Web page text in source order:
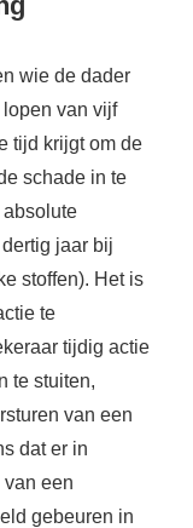
wie de dader
van vijf
tijd krijgt om de
schade in te
jaar bij
stoffen). Het is
te
tijdig actie
te stuiten,
van een
dat er in
een
gebeuren in